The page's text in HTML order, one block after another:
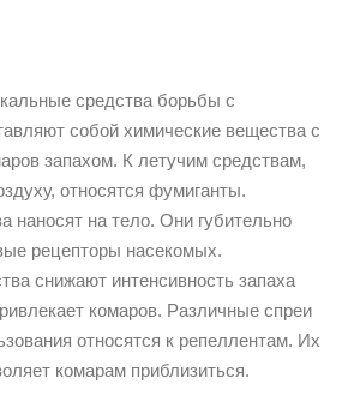
средства борьбы с
собой химические вещества с
запахом. К летучим средствам,
относятся фумиганты.
наносят на тело. Они губительно
рецепторы насекомых.
снижают интенсивность запаха
комаров. Различные спреи
относятся к репеллентам. Их
комарам приблизиться.